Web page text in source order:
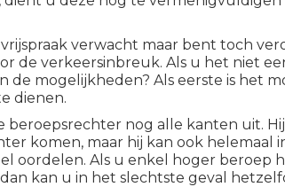
verwacht maar bent toch
de verkeersinbreuk. Als u het niet
de mogelijkheden? Als eerste is het
dienen.
beroepsrechter nog alle kanten uit.
komen, maar hij kan ook
oordelen. Als u enkel hoger beroep
kan u in het slechtste geval